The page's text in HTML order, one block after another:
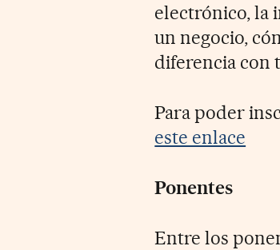
electrónico, la
un negocio,
diferencia con
Para poder
este enlace
Ponentes
Entre los